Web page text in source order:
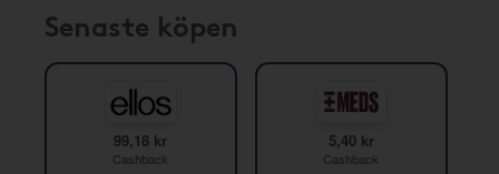
Senaste köpen
99,18 kr
Cashback
5,40 kr
Cashback